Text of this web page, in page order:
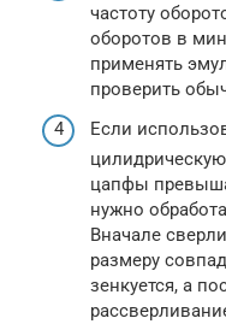
частоту
оборотов в
применять
проверить
Если
цапфы
нужно
Вначале
размеру
зенкуется, а